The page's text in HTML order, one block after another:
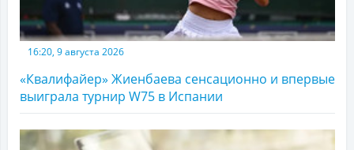
16:20, 9 августа 2026
«Квалифайер» Жиенбаева сенсационно и впервые
выиграла турнир W75 в Испании